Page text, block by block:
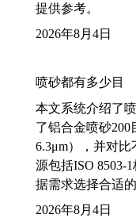
提供参考。
2026年8月4日
喷砂都有多少目
本文系统介绍了
了铝合金喷砂200
6.3μm），并对
源包括ISO 8503-
据需求选择合适
2026年8月4日